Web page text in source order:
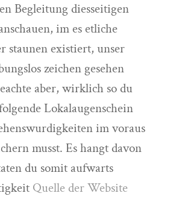
Begleitung diesseitigen
im es etliche
staunen existiert, unser
zeichen gesehen
aber, wirklich so du
Lokalaugenschein
im voraus
musst. Es hangt davon
du somit aufwarts
Quelle der Website